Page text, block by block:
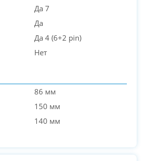
Да 7
Да
Да 4 (6+2 pin)
Нет
86 мм
150 мм
140 мм